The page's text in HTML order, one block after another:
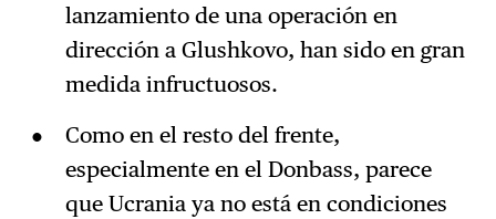
lanzamiento de una operación en
dirección a Glushkovo, han sido en gran
medida infructuosos.
Como en el resto del frente,
especialmente en el Donbass, parece
que Ucrania ya no está en condiciones